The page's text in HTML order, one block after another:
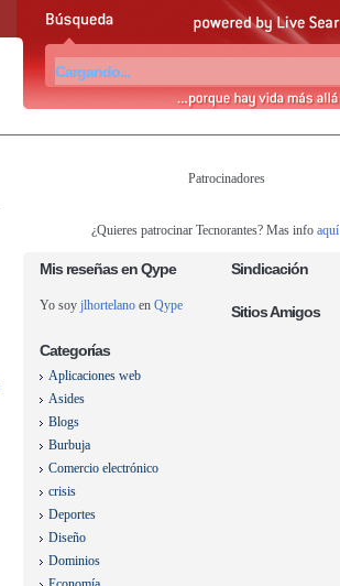
Patrocinadores
¿Quieres patrocinar Tecnorantes? Mas info aquí
Mis reseñas en Qype
Yo soy jlhortelano en Qype
Categorías
Aplicaciones web
Asides
Blogs
Burbuja
Comercio electrónico
crisis
Deportes
Diseño
Dominios
Sindicación
Sitios Amigos